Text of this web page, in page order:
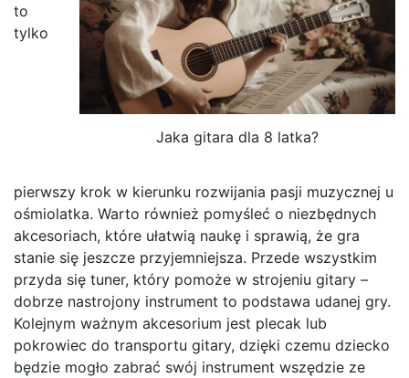
Jaka gitara dla 8 latka?
to
tylko
pierwszy krok w kierunku rozwijania pasji muzycznej u
ośmiolatka. Warto również pomyśleć o niezbędnych
akcesoriach, które ułatwią naukę i sprawią, że gra
stanie się jeszcze przyjemniejsza. Przede wszystkim
przyda się tuner, który pomoże w strojeniu gitary –
dobrze nastrojony instrument to podstawa udanej gry.
Kolejnym ważnym akcesorium jest plecak lub
pokrowiec do transportu gitary, dzięki czemu dziecko
będzie mogło zabrać swój instrument wszędzie ze